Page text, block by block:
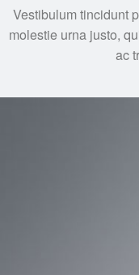
Vestibulum tincidunt
molestie urna justo,
ac